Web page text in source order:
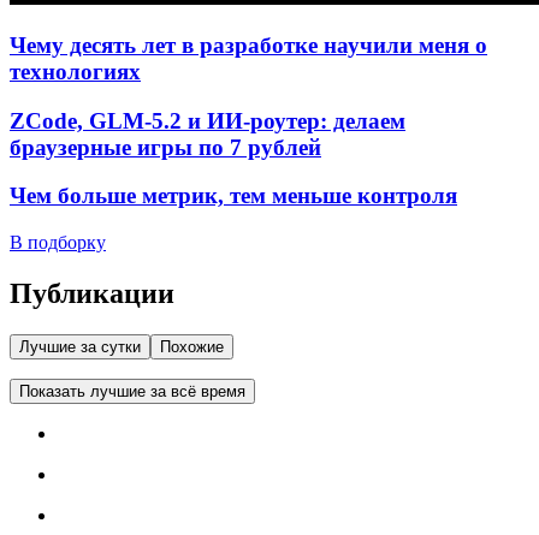
Чему десять лет в разработке научили меня о
технологиях
ZCode, GLM-5.2 и ИИ-роутер: делаем
браузерные игры по 7 рублей
Чем больше метрик, тем меньше контроля
В подборку
Публикации
Лучшие за сутки Похожие
Показать лучшие за всё время